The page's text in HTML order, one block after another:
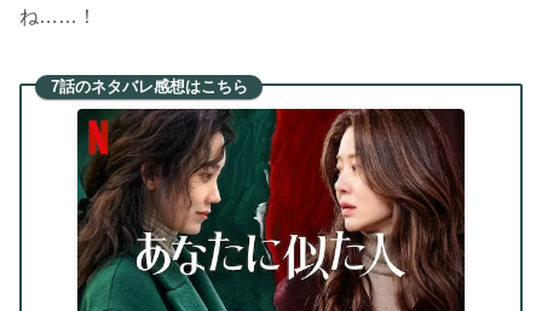
ね……！
7話のネタバレ感想はこちら